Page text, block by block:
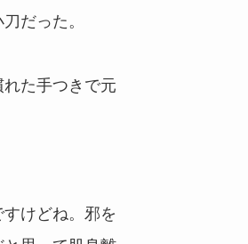
だった。
た手つきで元
けどね。邪を